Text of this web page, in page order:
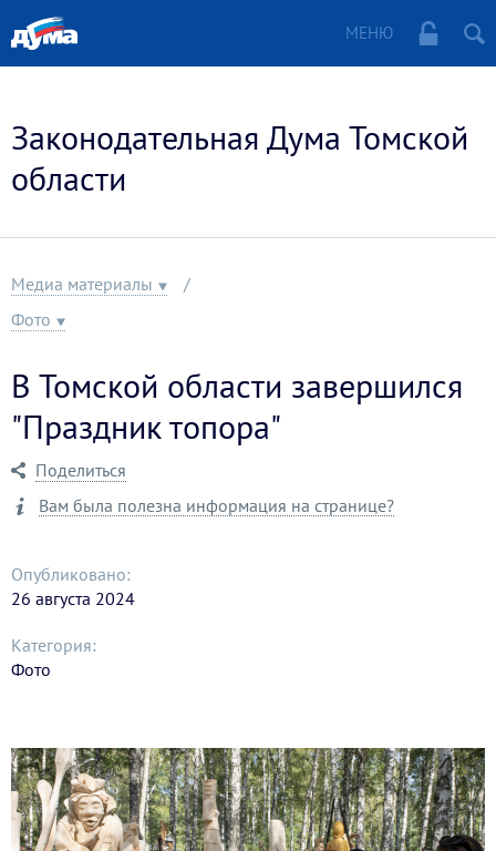
МЕНЮ
Законодательная Дума Томской
области
Медиа материалы
Фото
В Томской области завершился
"Праздник топора"
Поделиться
Вам была полезна информация на странице?
Опубликовано:
26 августа 2024
Категория:
Фото